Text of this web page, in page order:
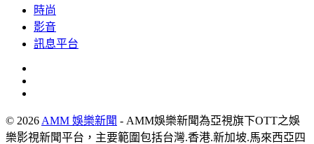
時尚
影音
訊息平台
© 2026 AMM 娛樂新聞 - AMM娛樂新聞為亞視旗下OTT之娛
樂影視新聞平台，主要範圍包括台灣.香港.新加坡.馬來西亞四